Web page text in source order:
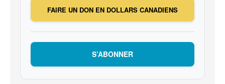
FAIRE UN DON EN DOLLARS CANADIENS
S’ABONNER